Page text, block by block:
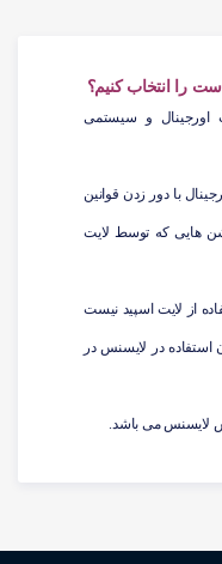
را انتخاب کنیم؟
اورجینال و سیستمی
با دور زدن قوانین
هایی که توسط لایت
از لایت اسپید نیست
استفاده در لایسنس در
لایسنس می باشد.